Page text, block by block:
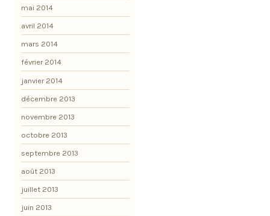
mai 2014
avril 2014
mars 2014
février 2014
janvier 2014
décembre 2013
novembre 2013
octobre 2013
septembre 2013
août 2013
juillet 2013
juin 2013